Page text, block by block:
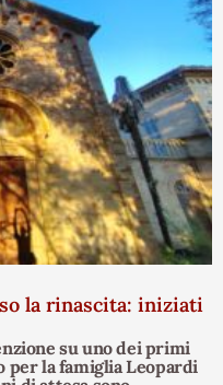
la rinascita: iniziati
su uno dei primi
per la famiglia Leopardi